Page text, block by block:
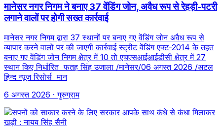
मानेसर नगर निगम ने बनाए 37 वेंडिंग जोन, अवैध रूप से रेहड़ी-पटरी
लगाने वालों पर होगी सख्त कार्रवाई
मानेसर नगर निगम द्वारा 37 स्थानों पर बनाए गए वेंडिंग जोन अवैध रूप से
व्यापार करने वालों पर की जाएगी कार्रवाई स्ट्रीट वेंडिंग एक्ट-2014 के तहत
बनाए गए वेंडिंग जोन निगम क्षेत्र में 10 तो एचएसआईआईडीसी क्षेत्र में 27
स्थान किए निर्धारित फतह सिंह उजाला /मानेसर/06 अगस्त 2026 /अटल
हिन्द न्यूज रिसोर्स मान
6 अगस्त 2026 · गुरुग्राम